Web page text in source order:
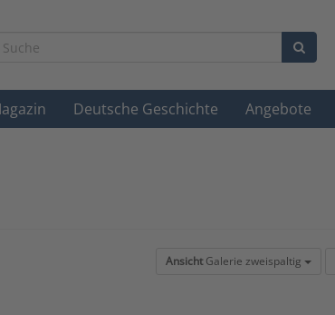
Deutsche Geschichte Angebote
AnsichtGalerie zweispaltig